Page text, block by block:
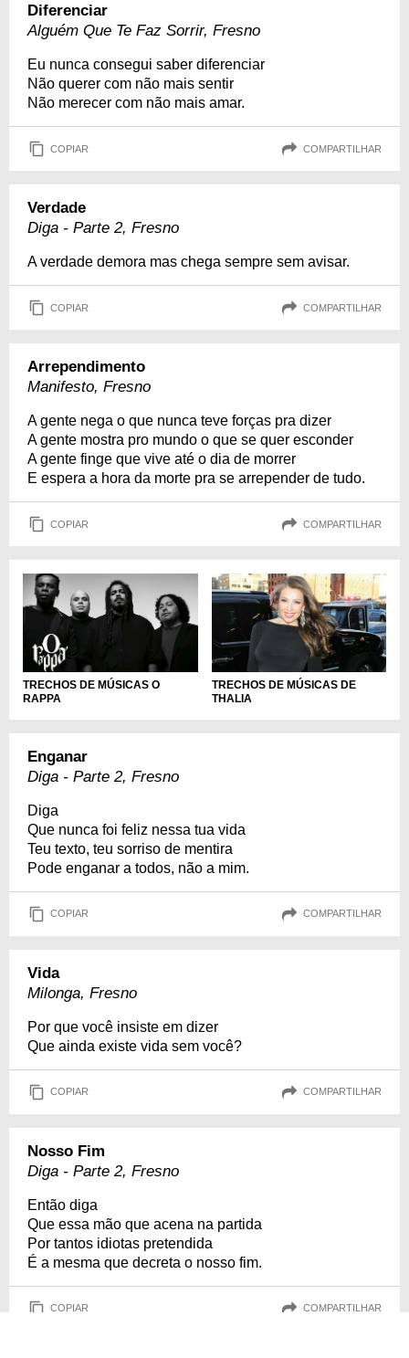
Diferenciar
Alguém Que Te Faz Sorrir, Fresno
Eu nunca consegui saber diferenciar
Não querer com não mais sentir
Não merecer com não mais amar.
COPIAR COMPARTILHAR
Verdade
Diga - Parte 2, Fresno
A verdade demora mas chega sempre sem avisar.
COPIAR COMPARTILHAR
Arrependimento
Manifesto, Fresno
A gente nega o que nunca teve forças pra dizer
A gente mostra pro mundo o que se quer esconder
A gente finge que vive até o dia de morrer
E espera a hora da morte pra se arrepender de tudo.
COPIAR COMPARTILHAR
TRECHOS DE MÚSICAS O
RAPPA
TRECHOS DE MÚSICAS DE
THALIA
Enganar
Diga - Parte 2, Fresno
Diga
Que nunca foi feliz nessa tua vida
Teu texto, teu sorriso de mentira
Pode enganar a todos, não a mim.
COPIAR COMPARTILHAR
Vida
Milonga, Fresno
Por que você insiste em dizer
Que ainda existe vida sem você?
COPIAR COMPARTILHAR
Nosso Fim
Diga - Parte 2, Fresno
Então diga
Que essa mão que acena na partida
Por tantos idiotas pretendida
É a mesma que decreta o nosso fim.
COPIAR COMPARTILHAR